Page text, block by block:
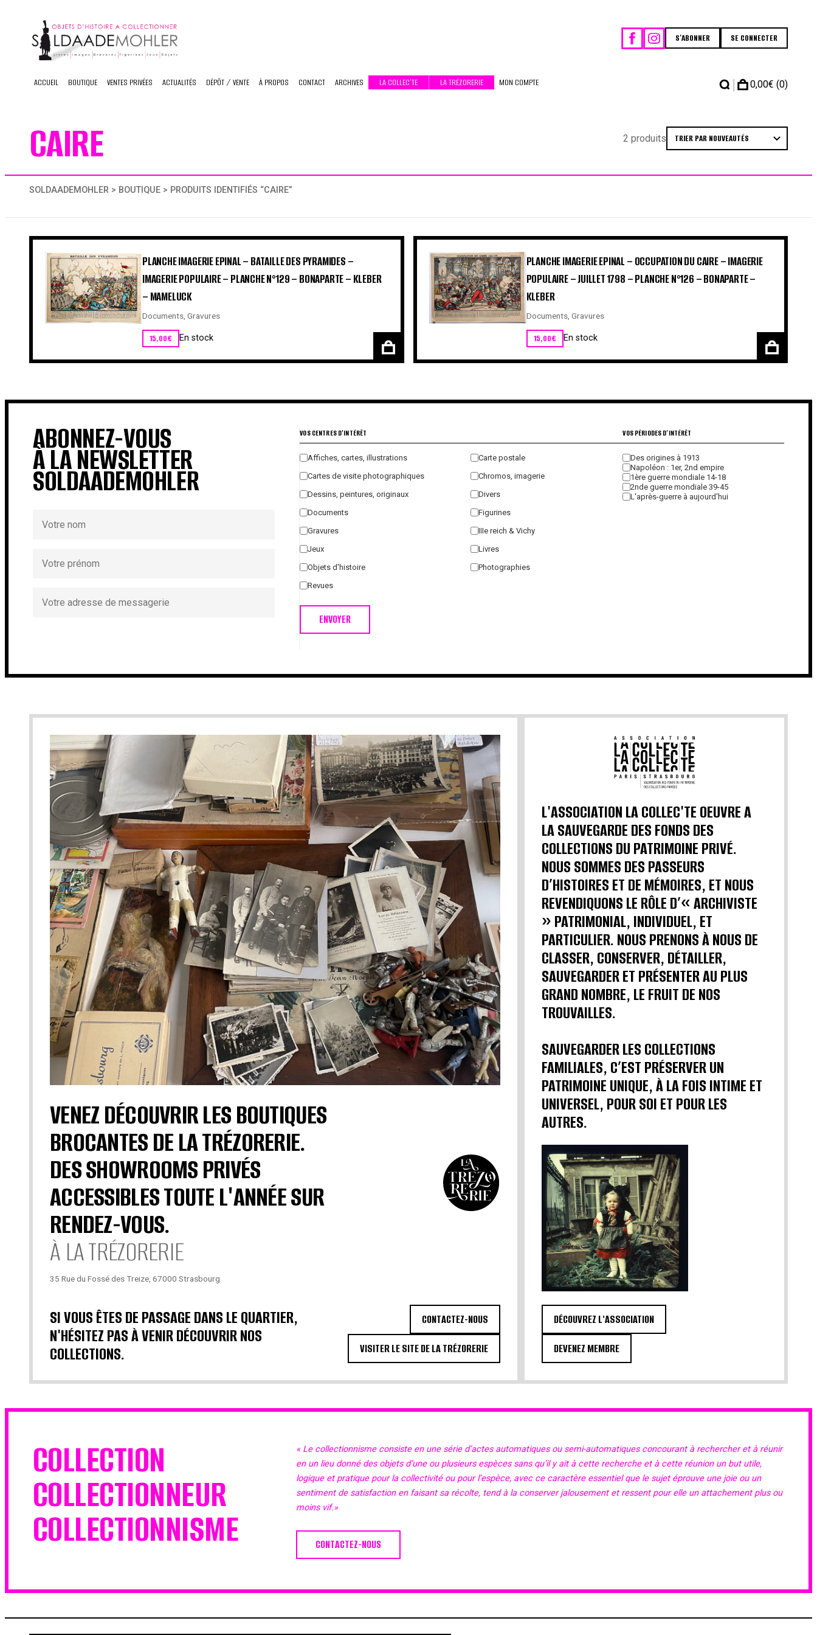
content
S'ABONNER SE CONNECTER
ACCUEIL BOUTIQUE VENTES PRIVÉES ACTUALITÉS DÉPÔT / VENTE À PROPOS CONTACT ARCHIVES LA COLLEC’TE LA TRÉZORERIE MON COMPTE | 0,00€ (0)
CAIRE 2 produits
SOLDAADEMOHLER > BOUTIQUE > PRODUITS IDENTIFIÉS “CAIRE”
PLANCHE IMAGERIE EPINAL – BATAILLE DES PYRAMIDES –
IMAGERIE POPULAIRE – PLANCHE N°129 – BONAPARTE – KLEBER
– MAMELUCK
Documents Gravures
15,00€ En stock
PLANCHE IMAGERIE EPINAL – OCCUPATION DU CAIRE – IMAGERIE
POPULAIRE – JUILLET 1798 – PLANCHE N°126 – BONAPARTE –
KLEBER
Documents, Gravures
15,00€ En stock
ABONNEZ-VOUS
À LA NEWSLETTER
SOLDAADEMOHLER
VOS CENTRES D'INTÉRÊT
Affiches, cartes, illustrations
Carte postale
Cartes de visite photographiques
Chromos, imagerie
Dessins, peintures, originaux
Divers
Documents
Figurines
Gravures
IIIe reich & Vichy
Jeux
Livres
Objets d'histoire
Photographies
Revues
ENVOYER
VOS PÉRIODES D'INTÉRÊT
Des origines à 1913
Napoléon : 1er, 2nd empire
1ère guerre mondiale 14-18
2nde guerre mondiale 39-45
L'après-guerre à aujourd'hui
VENEZ DÉCOUVRIR LES BOUTIQUES
BROCANTES DE LA TRÉZORERIE.
DES SHOWROOMS PRIVÉS
ACCESSIBLES TOUTE L'ANNÉE SUR
RENDEZ-VOUS.
À LA TRÉZORERIE
35 Rue du Fossé des Treize, 67000 Strasbourg
SI VOUS ÊTES DE PASSAGE DANS LE QUARTIER,
N'HÉSITEZ PAS À VENIR DÉCOUVRIR NOS
COLLECTIONS.
CONTACTEZ-NOUS
VISITER LE SITE DE LA TRÉZORERIE
L'ASSOCIATION LA COLLEC'TE OEUVRE A
LA SAUVEGARDE DES FONDS DES
COLLECTIONS DU PATRIMOINE PRIVÉ.
NOUS SOMMES DES PASSEURS
D’HISTOIRES ET DE MÉMOIRES, ET NOUS
REVENDIQUONS LE RÔLE D’« ARCHIVISTE
» PATRIMONIAL, INDIVIDUEL, ET
PARTICULIER. NOUS PRENONS À NOUS DE
CLASSER, CONSERVER, DÉTAILLER,
SAUVEGARDER ET PRÉSENTER AU PLUS
GRAND NOMBRE, LE FRUIT DE NOS
TROUVAILLES.
SAUVEGARDER LES COLLECTIONS
FAMILIALES, C’EST PRÉSERVER UN
PATRIMOINE UNIQUE, À LA FOIS INTIME ET
UNIVERSEL, POUR SOI ET POUR LES
AUTRES.
DÉCOUVREZ L'ASSOCIATION
DEVENEZ MEMBRE
COLLECTION
COLLECTIONNEUR
COLLECTIONNISME
« Le collectionnisme consiste en une série d’actes automatiques ou semi-automatiques concourant à rechercher et à réunir
en un lieu donné des objets d’une ou plusieurs espèces sans qu’il y ait à cette recherche et à cette réunion un but utile,
logique et pratique pour la collectivité ou pour l’espèce, avec ce caractère essentiel que le sujet éprouve une joie ou un
sentiment de satisfaction en faisant sa récolte, tend à la conserver jalousement et ressent pour elle un attachement plus ou
moins vif.»
CONTACTEZ-NOUS